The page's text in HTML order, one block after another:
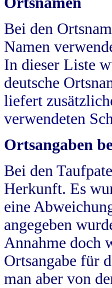
Bei den
Namen
In dieser Liste
deutsche
liefert
verwendeten
Ortsangaben
Bei den
Herkunft. Es
eine
angegeben
Annahme doch
Ortsangabe für
man aber von